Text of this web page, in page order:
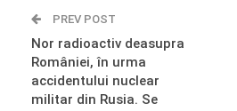
PREV POST
Nor radioactiv deasupra
României, în urma
accidentului nuclear
militar din Rusia. Se